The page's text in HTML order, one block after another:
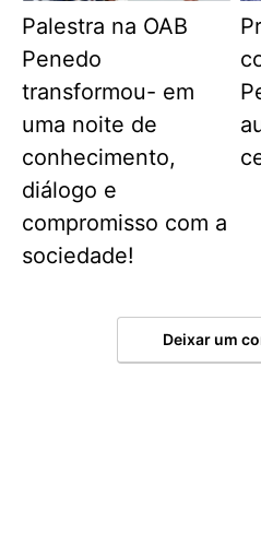
Palestra na OAB
Penedo
transformou- em
uma noite de
conhecimento,
diálogo e
compromisso com a
sociedade!
Deixar um